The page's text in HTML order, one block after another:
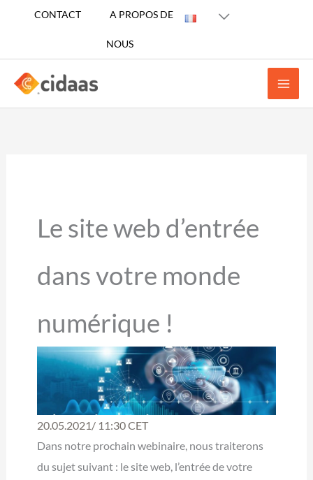
CONTACT A PROPOS DE
NOUS
Le site web d’entrée
dans votre monde
numérique !
20.05.2021/ 11:30 CET
Dans notre prochain webinaire, nous traiterons
du sujet suivant : le site web, l’entrée de votre